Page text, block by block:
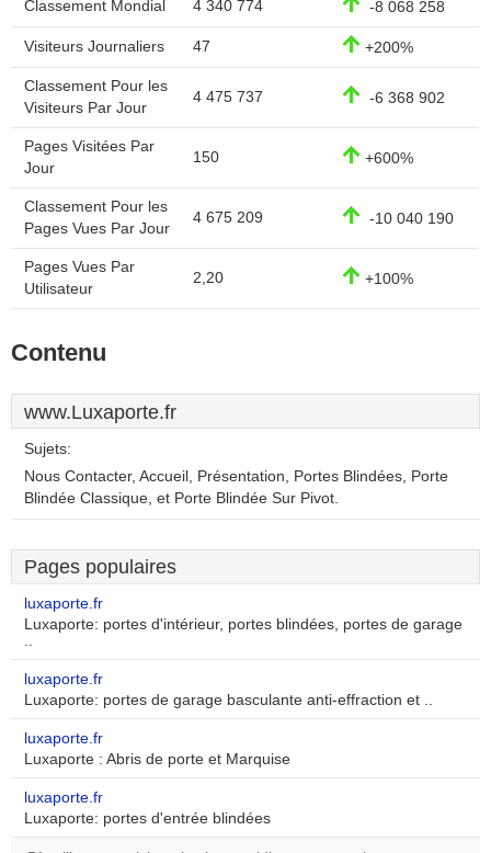
Classement Mondial 4 340 774 -8 068 258
Visiteurs Journaliers 47 +200%
Classement Pour les
Visiteurs Par Jour
4 475 737 -6 368 902
Pages Visitées Par
Jour
150 +600%
Classement Pour les
Pages Vues Par Jour
4 675 209 -10 040 190
Pages Vues Par
Utilisateur
2,20 +100%
Contenu
www.Luxaporte.fr
Sujets:
Nous Contacter, Accueil, Présentation, Portes Blindées, Porte
Blindée Classique, et Porte Blindée Sur Pivot.
Pages populaires
luxaporte.fr
Luxaporte: portes d'intérieur, portes blindées, portes de garage
..
luxaporte.fr
Luxaporte: portes de garage basculante anti-effraction et ..
luxaporte.fr
Luxaporte : Abris de porte et Marquise
luxaporte.fr
Luxaporte: portes d'entrée blindées